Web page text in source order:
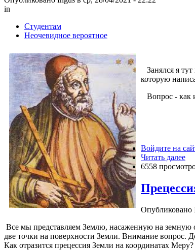
in
Студентам
Неочевидное вероятное
Занялся я
которую
Вопрос - как
Войдите на
Читать далее
6558
Опубликовано
Все мы представляем Землю, насаженную на земную
две точки на поверхности Земли. Внимание вопрос.
Как отразится прецессия Земли на координатах Меру?